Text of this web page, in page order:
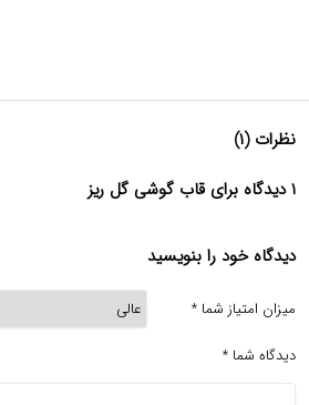
نظرات (۱)
۱ دیدگاه برای قاب گوشی گل ریز
دیدگاه خود را بنویسید
میزان امتیاز شما *
دیدگاه شما *